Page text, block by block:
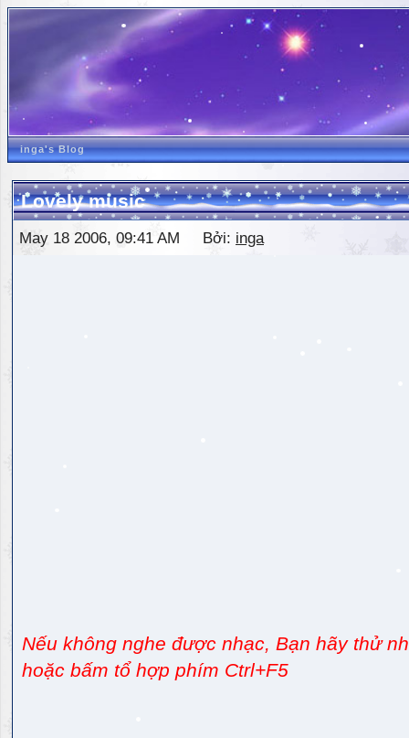
inga's Blog
Lovely music
May 18 2006, 09:41 AM Bởi: inga
Nếu không nghe được nhạc, Bạn hãy thử
hoặc bấm tổ hợp phím Ctrl+F5